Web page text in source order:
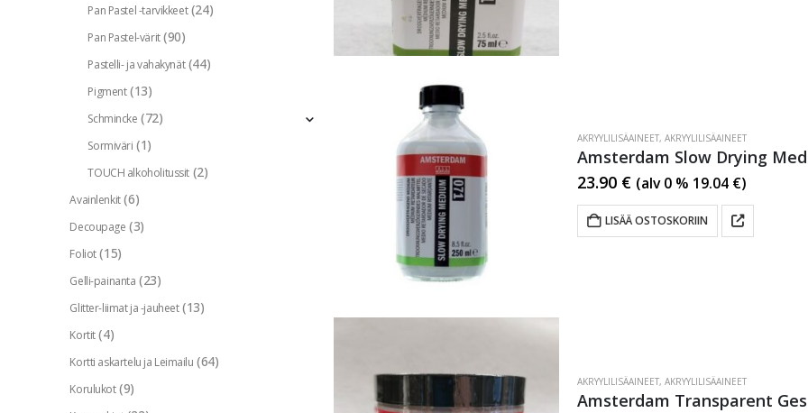
AKRYYLILISÄAINEET, AKRYYLILISÄAINEET
Amsterdam Slow Drying
23.90 € (alv 0 % 19.04 €)
LISÄÄ OSTOSKORIIN
AKRYYLILISÄAINEET, AKRYYLILISÄAINEET
Amsterdam Transparent
Pan Pastel -tarvikkeet (24)
Pan Pastel-värit (90)
Pastelli- ja vahakynät (44)
Pigment (13)
Schmincke (72)
Sormiväri (1)
TOUCH alkoholitussit (2)
Avainlenkit (6)
Decoupage (3)
Foliot (15)
Gelli-painanta (23)
Glitter-liimat ja -jauheet (13)
Kortit (4)
Kortti askartelu ja Leimailu (64)
Korulukot (9)